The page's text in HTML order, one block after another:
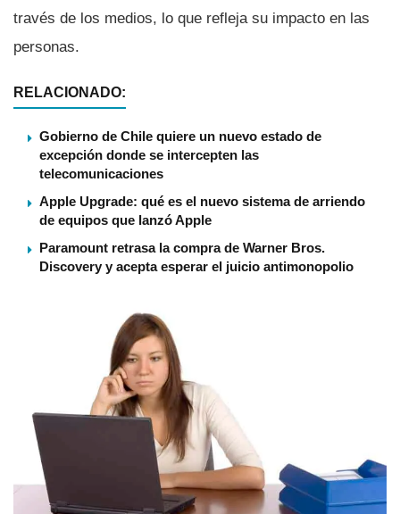
través de los medios, lo que refleja su impacto en las
personas.
RELACIONADO:
Gobierno de Chile quiere un nuevo estado de
excepción donde se intercepten las
telecomunicaciones
Apple Upgrade: qué es el nuevo sistema de arriendo
de equipos que lanzó Apple
Paramount retrasa la compra de Warner Bros.
Discovery y acepta esperar el juicio antimonopolio